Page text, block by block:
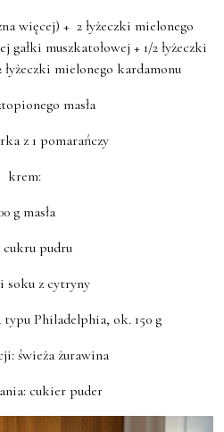
więcej) + 2 łyżeczki mielonego
gałki muszkatołowej + 1/2 łyżeczki
mielonego kardamonu
masła
z 1 pomarańczy
krem:
g masła
cukru pudru
soku z cytryny
Philadelphia, ok. 150 g
świeża żurawina
cukier puder